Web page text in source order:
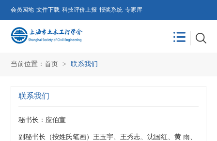
会员园地 文件下载 科技评价上报 报奖系统 专家库
当前位置：首页 > 联系我们
联系我们
秘书长：应伯宣
副秘书长（按姓氏笔画）王玉宇、王秀志、沈国红、黄 雨、